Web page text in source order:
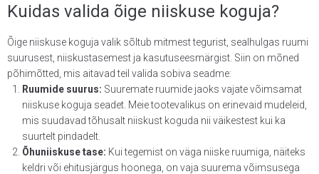
Kuidas valida õige niiskuse koguja?
Õige niiskuse koguja valik sõltub mitmest tegurist, sealhulgas ruumi
suurusest, niiskustasemest ja kasutuseesmärgist. Siin on mõned
põhimõtted, mis aitavad teil valida sobiva seadme:
Ruumide suurus: Suuremate ruumide jaoks vajate võimsamat
niiskuse koguja seadet. Meie tootevalikus on erinevaid mudeleid,
mis suudavad tõhusalt niiskust koguda nii väikestest kui ka
suurtelt pindadelt.
Õhuniiskuse tase: Kui tegemist on väga niiske ruumiga, näiteks
keldri või ehitusjärgus hoonega, on vaja suurema võimsusega